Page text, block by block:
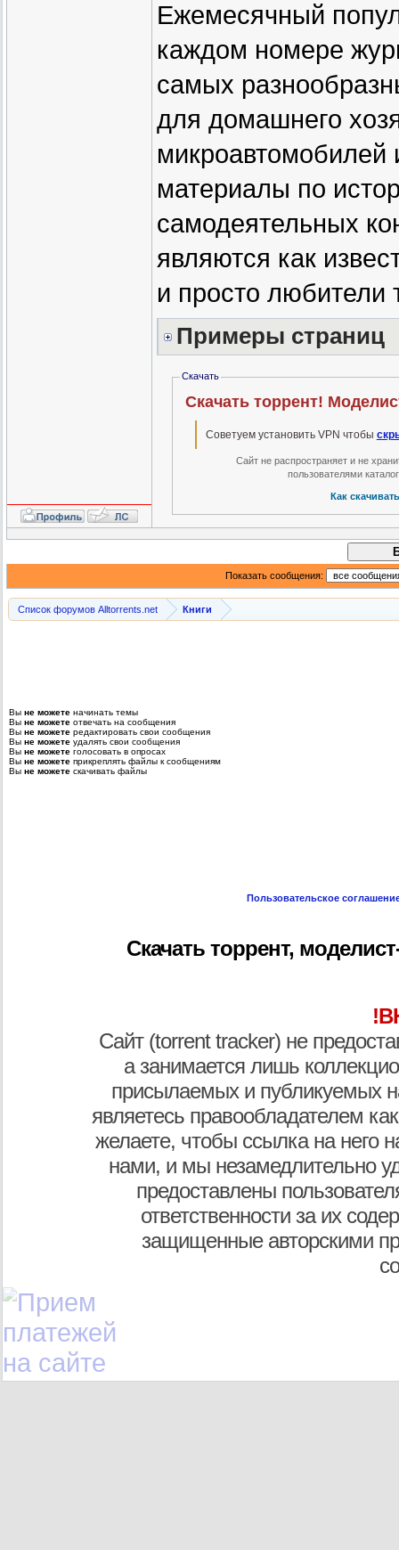
Ежемесячный
каждом номере
самых
для домашнего
микроавтомобилей
материалы по
самодеятельных
являются как
и просто любители
Примеры страниц
Скачать
Скачать торрент!
Советуем установить VPN чтобы
Сайт не распространяет и не
пользователями
Как
Показать сообщения:
Список форумов Alltorrents.net Книги
Вы не можете начинать темы
Вы не можете отвечать на сообщения
Вы не можете редактировать свои сообщения
Вы не можете удалять свои сообщения
Вы не можете голосовать в опросах
Вы не можете прикреплять файлы к сообщениям
Вы не можете скачивать файлы
Пользовательское
Скачать торрент,
Сайт (torrent tracker) не
а занимается лишь
присылаемых и публикуемых
являетесь правообладателем
желаете, чтобы ссылка на него
нами, и мы незамедлительно
предоставлены
ответственности за их
защищенные авторскими